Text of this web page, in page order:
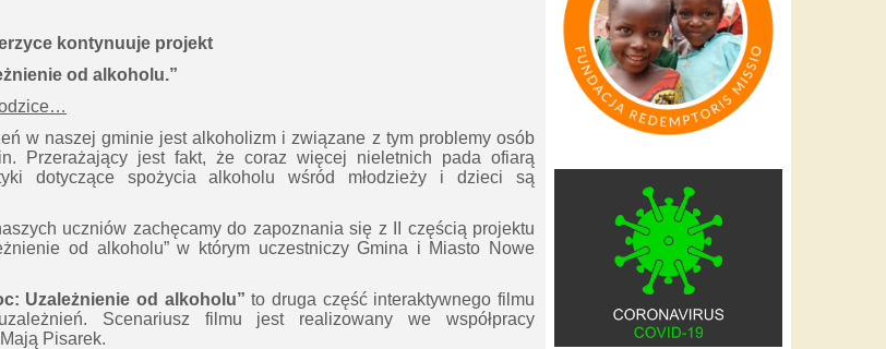
kontynuuje projekt
od alkoholu.”
w naszej gminie jest alkoholizm i związane z tym problemy osób
Przerażający jest fakt, że coraz więcej nieletnich pada ofiarą
dotyczące spożycia alkoholu wśród młodzieży i dzieci są
uczniów zachęcamy do zapoznania się z II częścią projektu
od alkoholu” w którym uczestniczy Gmina i Miasto Nowe
Uzależnienie od alkoholu” to druga część interaktywnego filmu
Scenariusz filmu jest realizowany we współpracy
Pisarek.